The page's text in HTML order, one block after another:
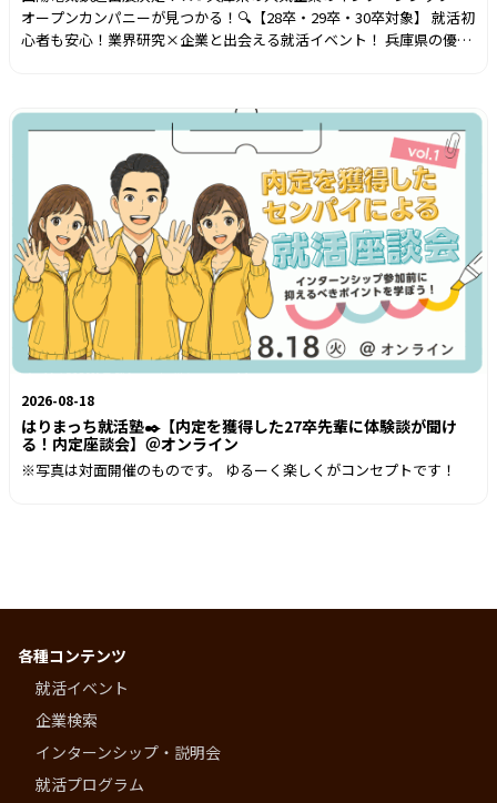
オープンカンパニーが見つかる！🔍️【28卒・29卒・30卒対象】 就活初
心者も安心！業界研究×企業と出会える就活イベント！ 兵庫県の優良
囲を気にせず参加できる！ ✔隣のブースの声に邪魔されない！ ✔人気
企業の説明も最前列で聞ける！ ✔チャットで質問ができるから、対面
だと聞きにくい情報もゲット！
2026-08-18
はりまっち就活塾✒️【内定を獲得した27卒先輩に体験談が聞け
る！内定座談会】＠オンライン
※写真は対面開催のものです。 ゆるーく楽しくがコンセプトです！
各種コンテンツ
就活イベント
企業検索
インターンシップ・説明会
就活プログラム